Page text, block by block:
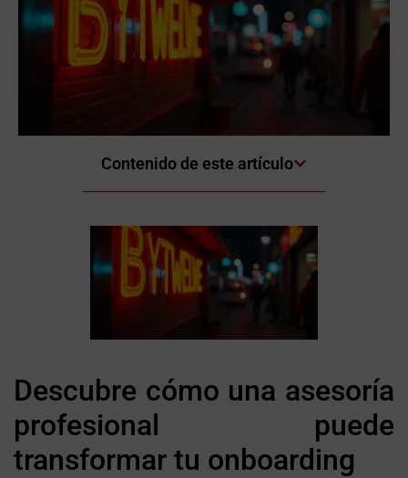
Contenido de este artículo
Descubre cómo una asesoría
profesional puede
transformar tu onboarding